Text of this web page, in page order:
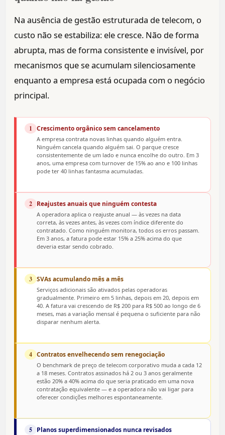
Na ausência de gestão estruturada de telecom, o
custo não se estabiliza: ele cresce. Não de forma
abrupta, mas de forma consistente e invisível, por
mecanismos que se acumulam silenciosamente
enquanto a empresa está ocupada com o negócio
principal.
1 Crescimento orgânico sem cancelamento
A empresa contrata novas linhas quando alguém entra.
Ninguém cancela quando alguém sai. O parque cresce
consistentemente de um lado e nunca encolhe do outro. Em 3
anos, uma empresa com turnover de 15% ao ano e 100 linhas
pode ter 40 linhas fantasma acumuladas.
2 Reajustes anuais que ninguém contesta
A operadora aplica o reajuste anual — às vezes na data
correta, às vezes antes, às vezes com índice diferente do
contratado. Como ninguém monitora, todos os erros passam.
Em 3 anos, a fatura pode estar 15% a 25% acima do que
deveria estar sendo cobrado.
3 SVAs acumulando mês a mês
Serviços adicionais são ativados pelas operadoras
gradualmente. Primeiro em 5 linhas, depois em 20, depois em
40. A fatura vai crescendo de R$ 200 para R$ 500 ao longo de 6
meses, mas a variação mensal é pequena o suficiente para não
disparar nenhum alerta.
4 Contratos envelhecendo sem renegociação
O benchmark de preço de telecom corporativo muda a cada 12
a 18 meses. Contratos assinados há 2 ou 3 anos geralmente
estão 20% a 40% acima do que seria praticado em uma nova
contratação equivalente — e a operadora não vai ligar para
oferecer condições melhores espontaneamente.
5 Planos superdimensionados nunca revisados